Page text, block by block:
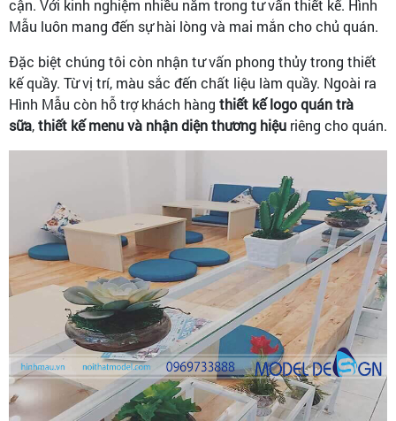
cận. Với kinh nghiệm nhiều năm trong tư vấn thiết kế. Hình
Mẫu luôn mang đến sự hài lòng và mai mắn cho chủ quán.
Đặc biệt chúng tôi còn nhận tư vấn phong thủy trong thiết
kế quầy. Từ vị trí, màu sắc đến chất liệu làm quầy. Ngoài ra
Hình Mẫu còn hỗ trợ khách hàng thiết kế logo quán trà
sữa,thiết kế menu và nhận diện thương hiệu riêng cho quán.